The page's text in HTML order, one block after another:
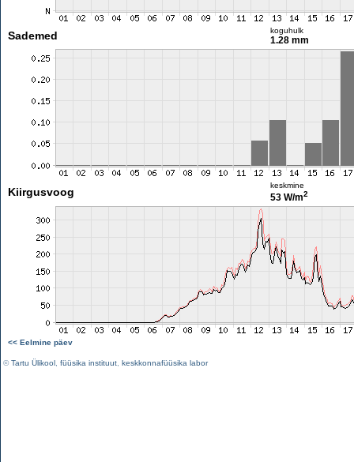
Sademed koguhulk
1.28 mm
Kiirgusvoog
keskmine
53 W/m2
<< Eelmine päev
©Tartu Ülikool füüsika instituut keskkonnafüüsika labor